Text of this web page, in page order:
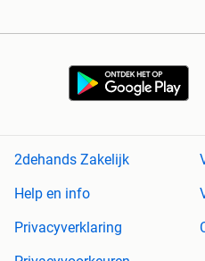
2dehands Zakelijk
Help en info
Privacyverklaring